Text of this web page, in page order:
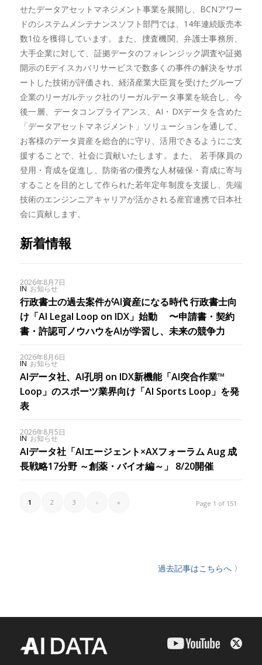
せたデータアセットマネジメント事業を展開し、BCNアワー
ドのシステムメンテナンスソフト部門では、14年連続販売本
数1位を獲得しています。また、捜査機関、弁護士事務所、
大手企業に対して、証拠データのフォレンジック調査や証拠
開示のEデイスカバリサービスで数多くの事件の解決をサポ
ートした技術が評価され、経済産業大臣賞を受けたグループ
企業のリーガルテック社のリーガルデータ事業を統合し、今
後一層、データコンプライアンス、AI・DXデータを含めた
「データアセットマネジメント」ソリューションを通して、
お客様のデータ資産を総合的に守り、活用できるようにご支
援することで、社会に貢献いたします。また、 若手隊員の
登用・育成を促進し、防衛省の優秀な人材確保・育成に寄与
することを目的として作られた若年定年制度を支援し、先端
技術のエンジンニアキャリアが活かされる産官連携で日本社
会に貢献します。
新着情報
2026年8月7日
IN お知らせ
行政書士の過去案件がAI資産になる時代 行政書士向
け「AI Legal Loop on IDX」始動 〜申請書・契約
書・許認可ノウハウをAIが学習し、未来の競争力
2026年8月6日
IN お知らせ
AIデータ社、AI孔明 on IDX新機能「AI突合作業™︎
Loop」のスポーツ業界向け「AI Sports Loop」を発
表
2026年8月5日
IN お知らせ
AIデータ社「AIエージェント×AXフォーラム Aug 成
長戦略17分野 ～創薬・バイオ編～」 8/20開催
Page 1 of 151
1 2 3 › »
過去記事はこちらへ 〉